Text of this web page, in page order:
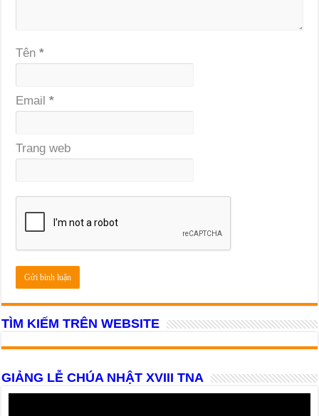
Tên*
Email*
Trang web
TÌM KIẾM TRÊN WEBSITE
GIẢNG LỄ CHÚA NHẬT XVIII TNA